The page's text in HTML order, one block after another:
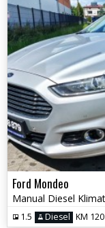
Ford Mondeo
1.5 Diesel KM 120